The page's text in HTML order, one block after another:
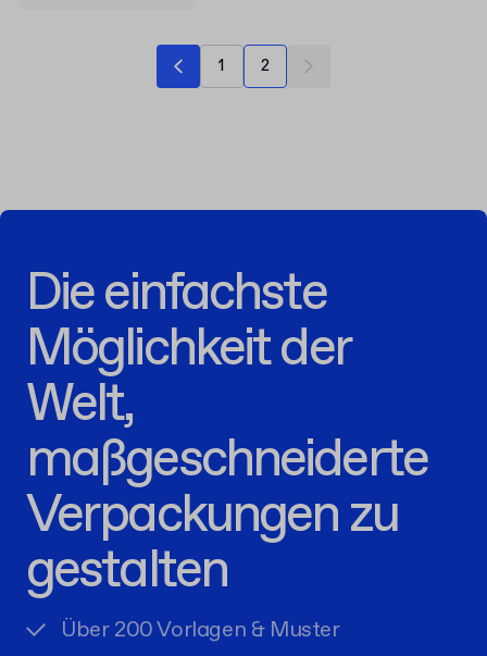
1 2
Die einfachste
Möglichkeit der
Welt,
maßgeschneiderte
Verpackungen zu
gestalten
Über 200 Vorlagen & Muster